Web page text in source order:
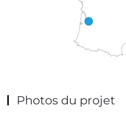
Photos du projet